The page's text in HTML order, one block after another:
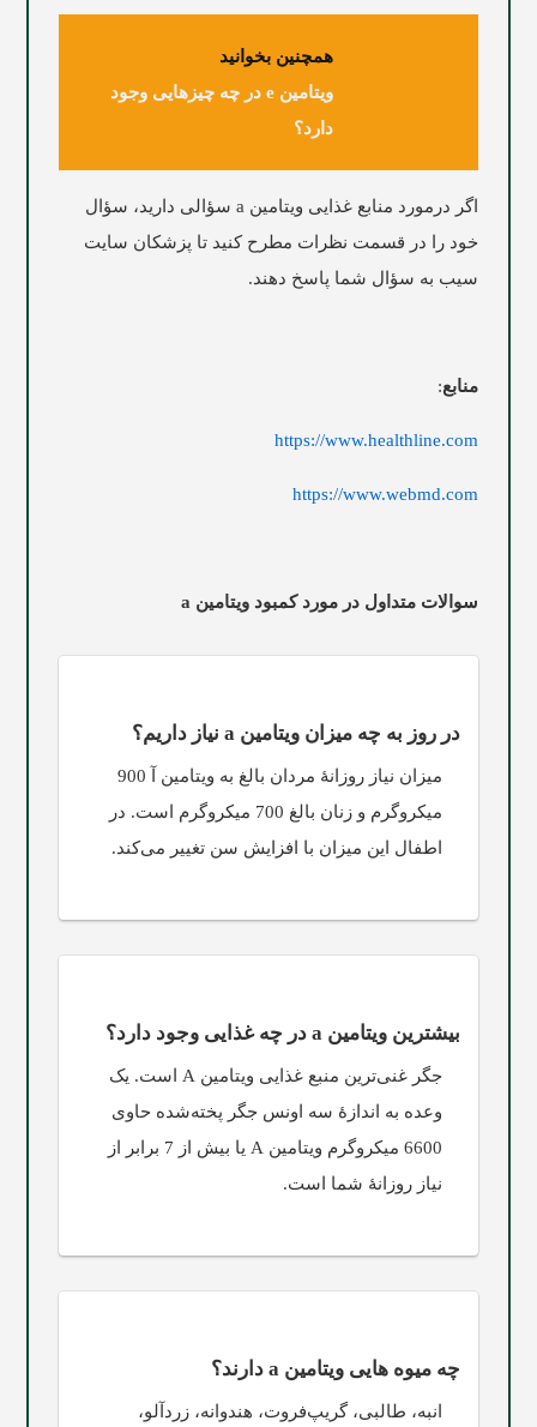
همچنین بخوانید
ویتامین e در چه چیزهایی وجود
دارد؟
اگر درمورد منابع غذایی ویتامین a سؤالی دارید، سؤال
خود را در قسمت نظرات مطرح کنید تا پزشکان سایت
سیب به سؤال شما پاسخ دهند.
منابع:
https://www.healthline.com
https://www.webmd.com
سوالات متداول در مورد کمبود ویتامین a
در روز به چه میزان ویتامین a نیاز داریم؟
میزان نیاز روزانۀ مردان بالغ به ویتامین آ 900
میکروگرم و زنان بالغ 700 میکروگرم است. در
اطفال این میزان با افزایش سن تغییر می‌کند.
بیشترین ویتامین a در چه غذایی وجود دارد؟
جگر غنی‌ترين منبع غذایی ويتامين A است. یک
وعده به اندازۀ سه اونس جگر پخته‌شده حاوی
6600 میکروگرم ویتامین A یا بیش از 7 برابر از
نیاز روزانۀ شما است.
چه میوه‌ هایی ویتامین a دارند؟
انبه، طالبی، گریپ‌فروت، هندوانه، زردآلو،